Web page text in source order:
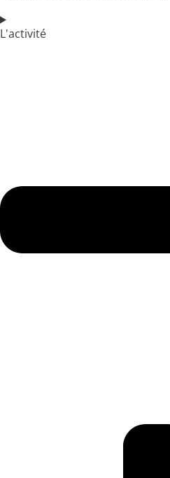
L'activité